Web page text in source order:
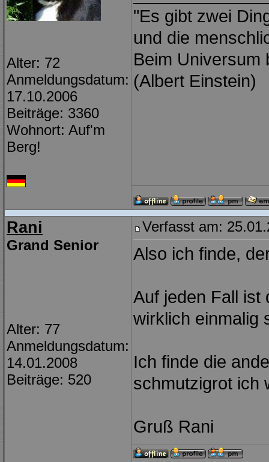
Alter: 72
Anmeldungsdatum:
17.10.2006
Beiträge: 3360
Wohnort: Auf'm
Berg!
"Es gibt zwei
und die
Beim Universum
(Albert Einstein)
Rani
Grand Senior
Alter: 77
Anmeldungsdatum:
14.01.2008
Beiträge: 520
Verfasst am:
Also ich finde,
Auf jeden Fall ist
wirklich einmalig
Ich finde die
schmutzigrot ich
Gruß Rani